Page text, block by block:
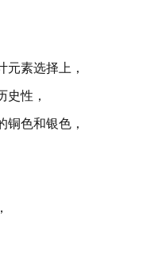
元素选择上，
史性，
铜色和银色，